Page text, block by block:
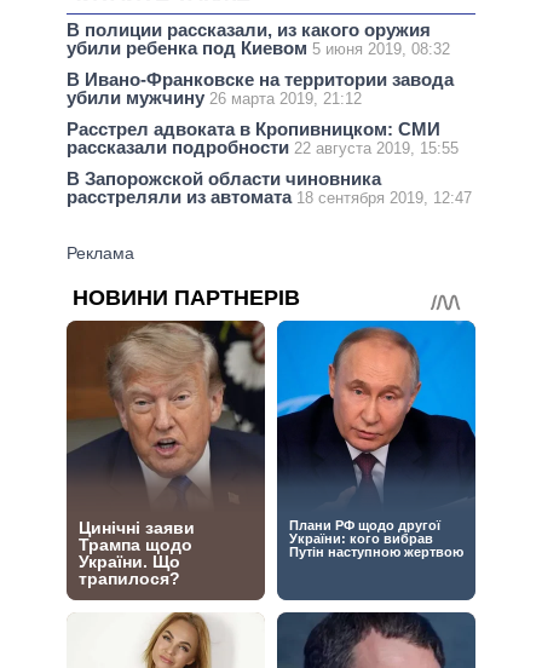
В полиции рассказали, из какого оружия
убили ребенка под Киевом 5 июня 2019, 08:32
В Ивано-Франковске на территории завода
убили мужчину 26 марта 2019, 21:12
Расстрел адвоката в Кропивницком: СМИ
рассказали подробности 22 августа 2019, 15:55
В Запорожской области чиновника
расстреляли из автомата 18 сентября 2019, 12:47